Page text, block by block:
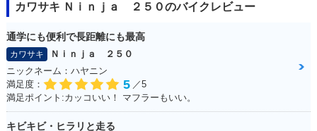
BS Special Editio
n・カラーチェンジ
BS KRT Edition・
カラーチェンジ
カワサキ Ｎｉｎｊａ ２５０のバイクレビュー
通学にも便利で長距離にも最高
カワサキ
Ｎｉｎｊａ ２５０
ニックネーム：ハヤニン
満足度：
5 ／5
満足ポイント:カッコいい！ マフラーもいい。
キビキビ・ヒラリと走る